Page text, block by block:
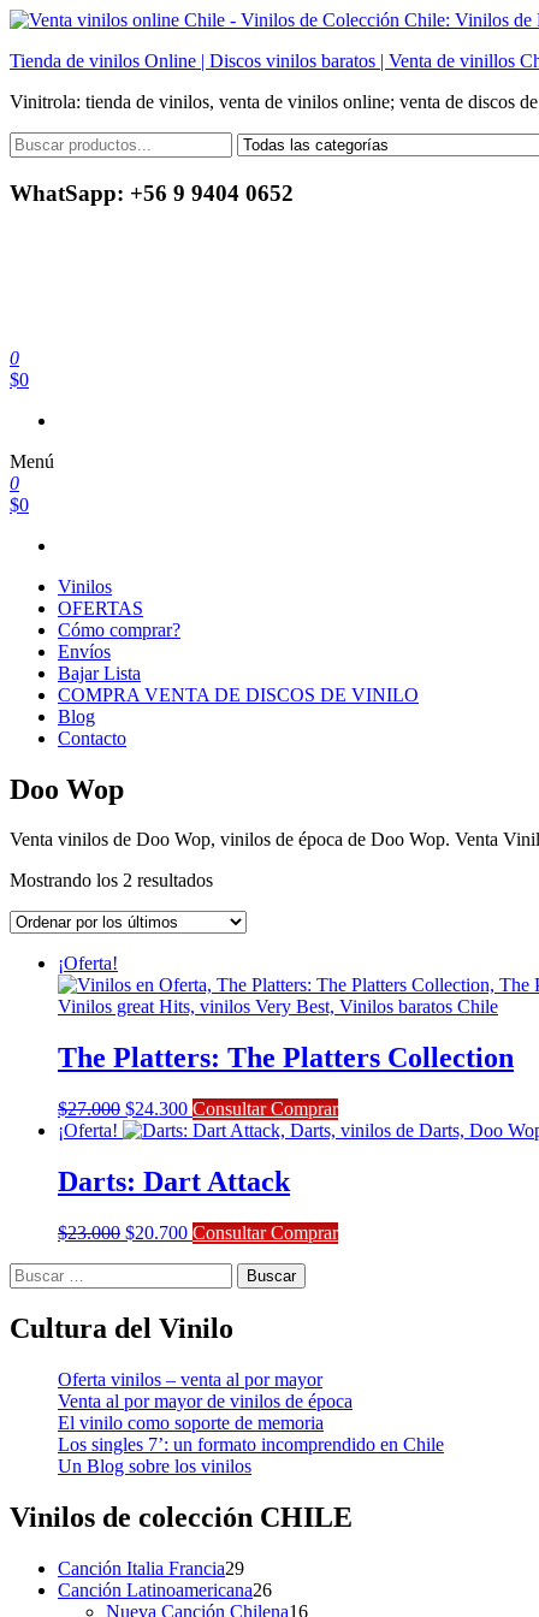
Saltar
contenido
Tienda de vinilos Online | Discos vinilos baratos | Venta de vinillos
Vinitrola: tienda de vinilos, venta de vinilos online; venta de discos
WhatSapp: +56 9 9404 0652
0
$0
Menú
0
$0
Vinilos
OFERTAS
Cómo comprar?
Envíos
Bajar Lista
COMPRA VENTA DE DISCOS DE VINILO
Blog
Contacto
Doo Wop
Venta vinilos de Doo Wop, vinilos de época de Doo Wop. Venta
Mostrando los 2 resultadosOrdenado
los
¡Oferta!
The Platters: The Platters Collection
$27.000 El
precio
era:
$27.000.
$24.300El
precio
es:
$24.300.
Consultar Comprar
¡Oferta!
Darts: Dart Attack
$23.000 El
$23.000.
$20.700El
$20.700.
Consultar Comprar
Buscar:
Cultura del Vinilo
Oferta vinilos – venta al por mayor
Venta al por mayor de vinilos de época
El vinilo como soporte de memoria
Los singles 7’: un formato incomprendido en Chile
Un Blog sobre los vinilos
Vinilos de colección CHILE
Canción Italia Francia2929
productos
Canción Latinoamericana2626
productos
Nueva Canción Chilena1616